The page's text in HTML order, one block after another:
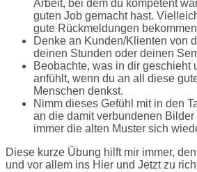
Arbeit, bei dem du kompetent
guten Job gemacht hast.
gute Rückmeldungen
Denke an Kunden/Klienten von
deinen Stunden oder deinen
Beobachte, was in dir geschieht
anfühlt, wenn du an all diese
Menschen denkst.
Nimm dieses Gefühl mit in den
an die damit verbundenen
immer die alten Muster sich
Diese kurze Übung hilft mir immer,
und vor allem ins Hier und Jetzt zu